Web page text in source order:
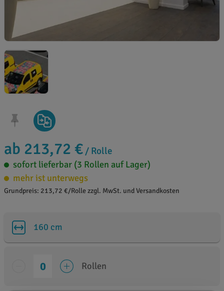
ab 213,72 € / Rolle
sofort lieferbar (3 Rollen auf Lager)
mehr ist unterwegs
Grundpreis: 213,72 €/Rolle zzgl. MwSt. und Versandkosten
160 cm
Rollen